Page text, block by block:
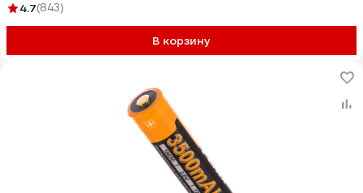
4.7(843)
В корзину